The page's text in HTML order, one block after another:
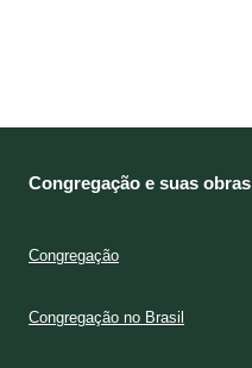
Congregação e suas obras
Congregação
Congregação no Brasil